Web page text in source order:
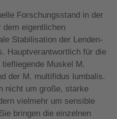
Forschungsstand in der
eigentlichen
Stabilisation der Lenden­
Hauptverantwortlich für die
Muskel M.
der M. multifidus lumbalis.
nicht um große, starke
vielmehr um sensible
bringen die einzelnen